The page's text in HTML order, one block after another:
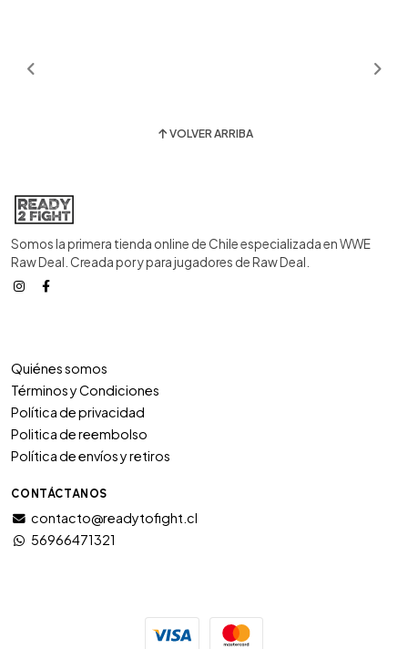
VOLVER ARRIBA
Somos la primera tienda online de Chile especializada en WWE
Raw Deal. Creada por y para jugadores de Raw Deal.
Quiénes somos
Términos y Condiciones
Política de privacidad
Politica de reembolso
Política de envíos y retiros
CONTÁCTANOS
contacto@readytofight.cl
56966471321